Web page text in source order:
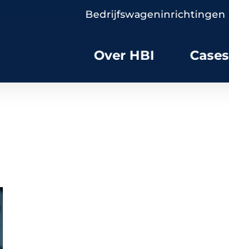
Bedrijfswageninrichtingen
Over HBI Cases